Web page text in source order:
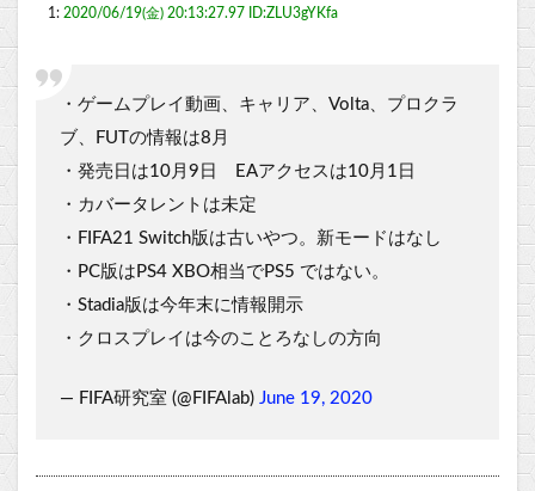
1: 2020/06/19(金) 20:13:27.97 ID:ZLU3gYKfa
・ゲームプレイ動画、キャリア、Volta、プロクラ
ブ、FUTの情報は8月
・発売日は10月9日 EAアクセスは10月1日
・カバータレントは未定
・FIFA21 Switch版は古いやつ。新モードはなし
・PC版はPS4 XBO相当でPS5 ではない。
・Stadia版は今年末に情報開示
・クロスプレイは今のことろなしの方向
— FIFA研究室 (@FIFAlab) June 19, 2020